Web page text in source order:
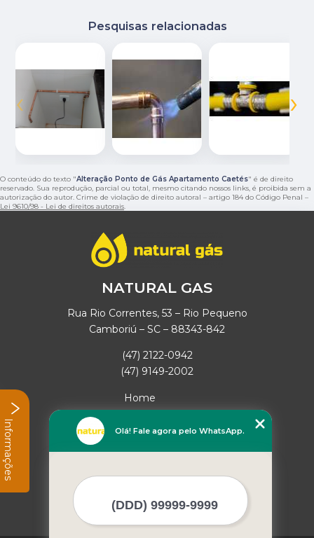
Pesquisas relacionadas
‹ ›
O conteúdo do texto "Alteração Ponto de Gás Apartamento Caetés" é de direito
reservado. Sua reprodução, parcial ou total, mesmo citando nossos links, é proibida sem a
autorização do autor. Crime de violação de direito autoral – artigo 184 do Código Penal –
Lei 9610/98 - Lei de direitos autorais.
NATURAL GAS
Rua Rio Correntes, 53 – Rio Pequeno
Camboriú – SC – 88343-842
(47) 2122-0942
(47) 9149-2002
Home
Missão
Mapa do site
Olá! Fale agora pelo WhatsApp.
Informações